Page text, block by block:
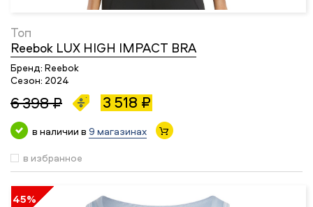
Топ
Reebok LUX HIGH IMPACT BRA
Бренд: Reebok
Сезон: 2024
6 398 ₽ 3 518 ₽
в наличии в 9 магазинах
в избранное
45%